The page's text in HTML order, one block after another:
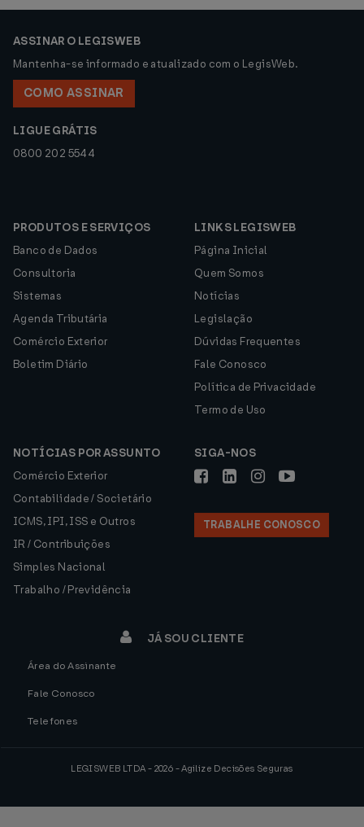
ASSINAR O LEGISWEB
Mantenha-se informado e atualizado com o LegisWeb.
COMO ASSINAR
LIGUE GRÁTIS
0800 202 5544
PRODUTOS E SERVIÇOS
Banco de Dados
Consultoria
Sistemas
Agenda Tributária
Comércio Exterior
Boletim Diário
LINKS LEGISWEB
Página Inicial
Quem Somos
Notícias
Legislação
Dúvidas Frequentes
Fale Conosco
Política de Privacidade
Termo de Uso
NOTÍCIAS POR ASSUNTO
Comércio Exterior
Contabilidade / Societário
ICMS, IPI, ISS e Outros
IR / Contribuições
Simples Nacional
Trabalho / Previdência
SIGA-NOS
TRABALHE CONOSCO
JÁ SOU CLIENTE
Área do Assinante
Fale Conosco
Telefones
LEGISWEB LTDA - 2026 - Agilize Decisões Seguras